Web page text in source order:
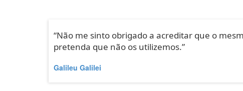
“Não me sinto obrigado a acreditar que o
pretenda que não os utilizemos.”
Galileu Galilei